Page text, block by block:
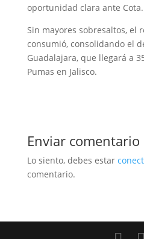
oportunidad clara ante Cota.
Sin mayores sobresaltos, el
consumió, consolidando el
Guadalajara, que llegará a
Pumas en Jalisco.
Enviar comentario
Lo siento, debes estar
comentario.